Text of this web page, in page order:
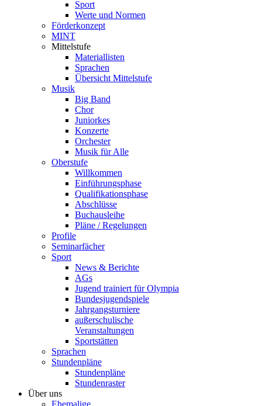
Sport
Werte und Normen
Förderkonzept
MINT
Mittelstufe
Materiallisten
Sprachen
Übersicht Mittelstufe
Musik
Big Band
Chor
Juniorkes
Konzerte
Orchester
Musik für Alle
Oberstufe
Willkommen
Einführungsphase
Qualifikationsphase
Abschlüsse
Buchausleihe
Pläne / Regelungen
Profile
Seminarfächer
Sport
News & Berichte
AGs
Jugend trainiert für Olympia
Bundesjugendspiele
Jahrgangsturniere
außerschulische
Veranstaltungen
Sportstätten
Sprachen
Stundenpläne
Stundenpläne
Stundenraster
Über uns
Ehemalige